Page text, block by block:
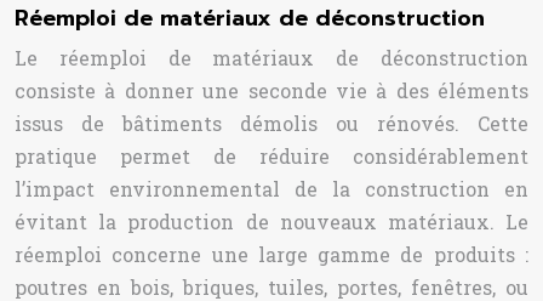
Réemploi de matériaux de déconstruction
Le réemploi de matériaux de déconstruction
consiste à donner une seconde vie à des éléments
issus de bâtiments démolis ou rénovés. Cette
pratique permet de réduire considérablement
l’impact environnemental de la construction en
évitant la production de nouveaux matériaux. Le
réemploi concerne une large gamme de produits :
poutres en bois, briques, tuiles, portes, fenêtres, ou